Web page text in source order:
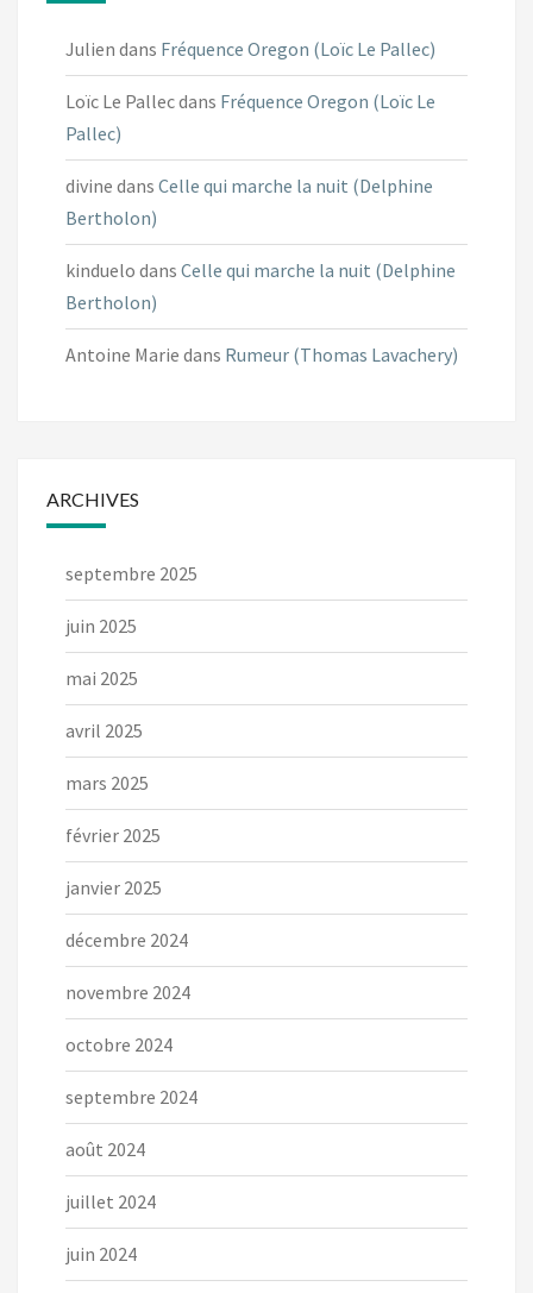
Julien dans Fréquence Oregon (Loïc Le Pallec)
Loïc Le Pallecdans Fréquence Oregon (Loïc Le
Pallec)
divine dans Celle qui marche la nuit (Delphine
Bertholon)
kinduelo dans Celle qui marche la nuit (Delphine
Bertholon)
Antoine Marie dans Rumeur (Thomas Lavachery)
ARCHIVES
septembre 2025
juin 2025
mai 2025
avril 2025
mars 2025
février 2025
janvier 2025
décembre 2024
novembre 2024
octobre 2024
septembre 2024
août 2024
juillet 2024
juin 2024